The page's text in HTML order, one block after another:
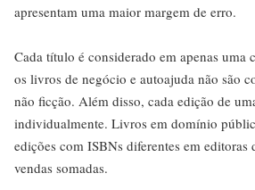
apresentam uma maior margem de erro.
Cada título é considerado em apenas uma
os livros de negócio e autoajuda não são
não ficção. Além disso, cada edição de
individualmente. Livros em domínio
edições com ISBNs diferentes em editoras
vendas somadas.